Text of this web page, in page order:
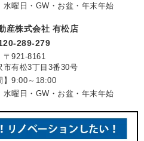
水曜日・GW・お盆・年末年始
産株式会社 有松店
289-279
〒921‐8161
市有松3丁目3番30号
】9:00～18:00
水曜日・GW・お盆・年末年始